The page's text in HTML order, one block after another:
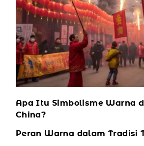
Apa Itu Simbolisme Warna
China?
Peran Warna dalam Tradisi